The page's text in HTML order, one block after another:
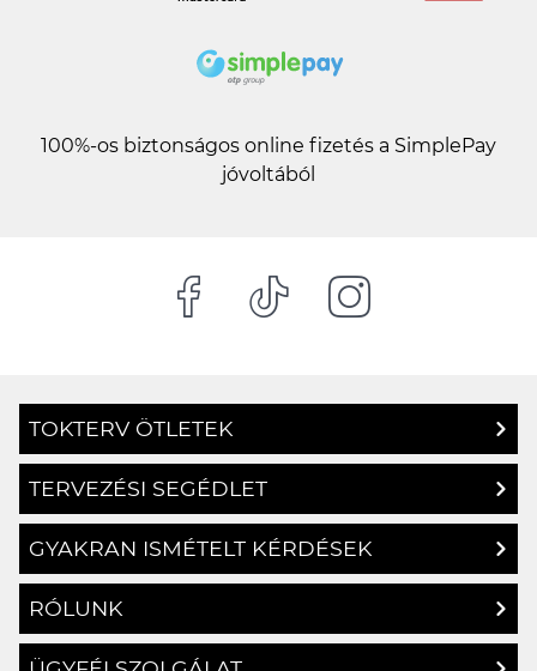
100%-os biztonságos online fizetés a SimplePay
jóvoltából
TOKTERV ÖTLETEK
TERVEZÉSI SEGÉDLET
GYAKRAN ISMÉTELT KÉRDÉSEK
RÓLUNK